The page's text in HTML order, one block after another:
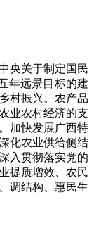
央关于制定国民
年远景目标的建
村振兴。农产品
业农村经济的支
加快发展广西特
化农业供给侧结
入贯彻落实党的
提质增效、农民
调结构、惠民生